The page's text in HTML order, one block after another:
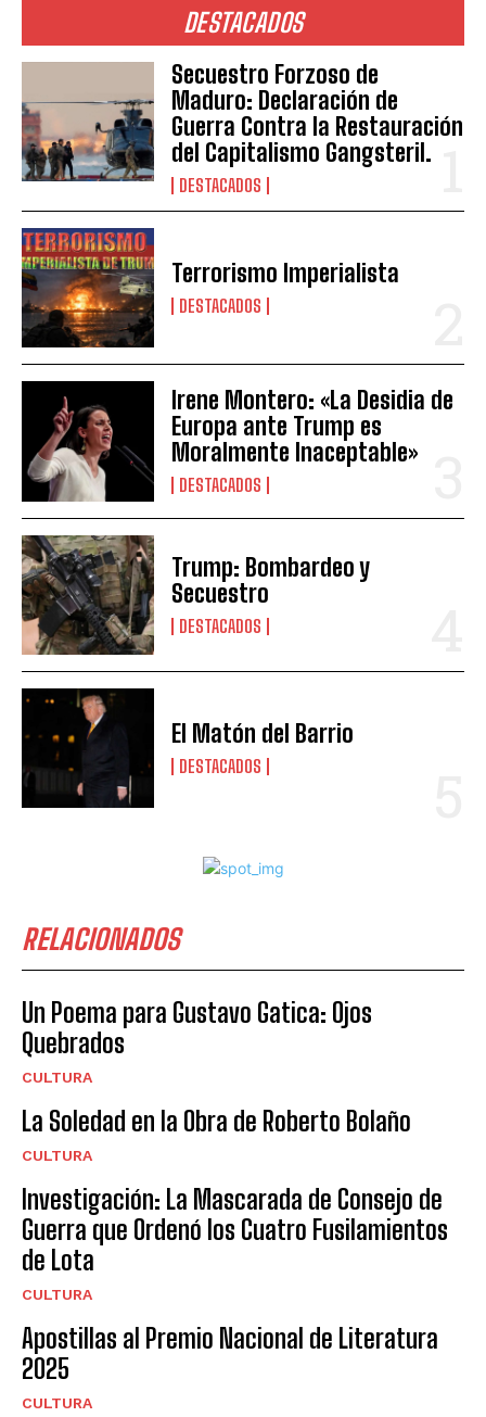
DESTACADOS
Secuestro Forzoso de
Maduro: Declaración de
Guerra Contra la Restauración
del Capitalismo Gangsteril.
DESTACADOS
Terrorismo Imperialista
DESTACADOS
Irene Montero: «La Desidia de
Europa ante Trump es
Moralmente Inaceptable»
DESTACADOS
Trump: Bombardeo y
Secuestro
DESTACADOS
El Matón del Barrio
DESTACADOS
RELACIONADOS
Un Poema para Gustavo Gatica: Ojos
Quebrados
CULTURA
La Soledad en la Obra de Roberto Bolaño
CULTURA
Investigación: La Mascarada de Consejo de
Guerra que Ordenó los Cuatro Fusilamientos
de Lota
CULTURA
Apostillas al Premio Nacional de Literatura
2025
CULTURA